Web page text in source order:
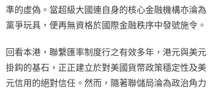
準的虛偽。當超級大國連自身的核心金融機構亦淪為
黨爭玩具，便再無資格於國際金融秩序中發號施令。
回看本港，聯繫匯率制度行之有效多年，港元與美元
掛鈎的基石，正正建立於對美國貨幣政策穩定性及美
元信用的絕對信任。然而，隨著聯儲局淪為政治角力